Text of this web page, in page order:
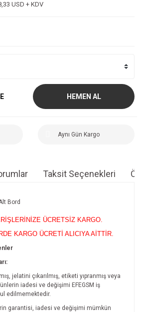
USD + KDV
HEMEN AL
Aynı Gün Kargo
Taksit Seçenekleri
Bord
ÜCRETSİZ KARGO.
KARGO ÜCRETİ ALICIYA AİTTİR.
jelatini çıkarılmış, etiketi yıpranmış veya
iadesi ve değişimi EFEGSM iş
edilmemektedir.
garantisi, iadesi ve değişimi mümkün